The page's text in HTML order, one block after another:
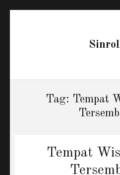
Tag: Tempat
Tempat